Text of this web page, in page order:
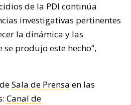
de la PDI continúa
investigativas pertinentes
la dinámica y las
produjo este hecho”,
Sala de Prensa en las
Canal de